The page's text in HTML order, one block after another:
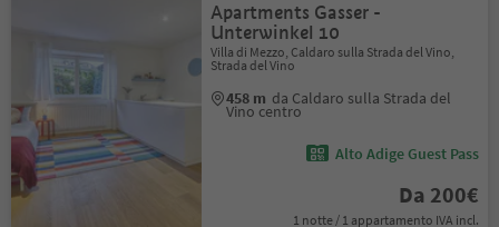
Apartments Gasser -
Unterwinkel 10
Villa di Mezzo, Caldaro sulla Strada del Vino,
Strada del Vino
458 m da Caldaro sulla Strada del
Vino centro
Alto Adige Guest Pass
Da 200€
1 notte / 1 appartamento IVA incl.